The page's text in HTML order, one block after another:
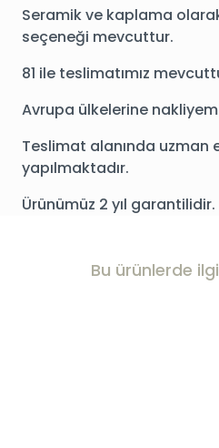
Seramik ve kaplama
seçeneği mevcuttur.
81 ile teslimatımız
Avrupa ülkelerine
Teslimat alanında uzman
yapılmaktadır.
Ürünümüz 2 yıl garantilidir.
Bu ürünlerde